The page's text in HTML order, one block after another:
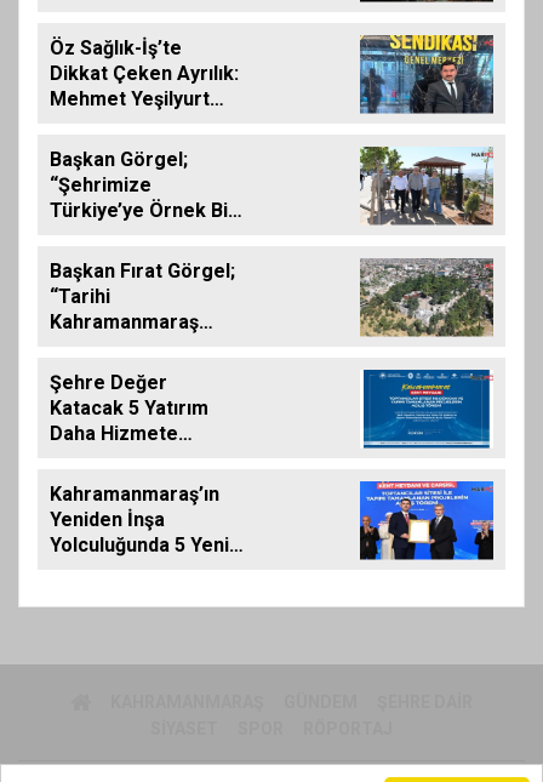
Öz Sağlık-İş’te
Dikkat Çeken Ayrılık:
Mehmet Yeşilyurt
Başkan Görgel;
“Şehrimize
Türkiye’ye Örnek Bir
Kazandırdık”
Başkan Fırat Görgel;
“Tarihi
Kahramanmaraş
Çalışmalar
Tamamlanıyor”
Şehre Değer
Katacak 5 Yatırım
Daha Hizmete
Kahramanmaraş’ın
Yeniden İnşa
Yolculuğunda 5 Yeni